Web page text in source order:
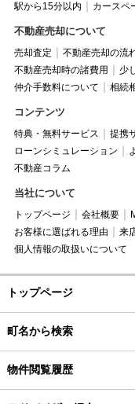
駅から15分以内
カースペ
不動産売却について
売却査定 不動産売却の流
不動産売却時の諸費用
少
仲介手数料について
相続
コンテンツ
特典・無料サービス 提携
ローンシミュレーション
不動産コラム
当社について
トップページ 会社概要
お客様に選ばれる理由
来
個人情報の取扱いについて
トップページ
町名から検索
物件閲覧履歴